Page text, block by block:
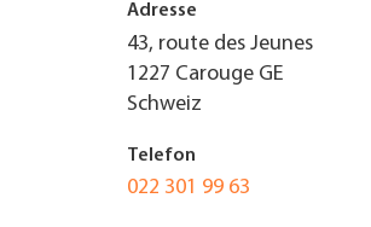
Adresse
43, route des Jeunes
1227 Carouge GE
Schweiz
Telefon
022 301 99 63